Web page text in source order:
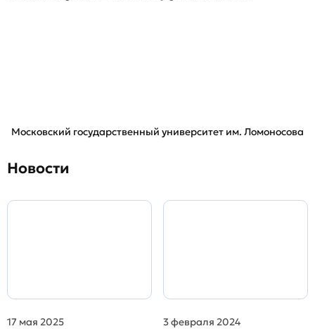
Московский государственный университет им. Ломоносова
Новости
17 мая 2025
3 февраля 2024